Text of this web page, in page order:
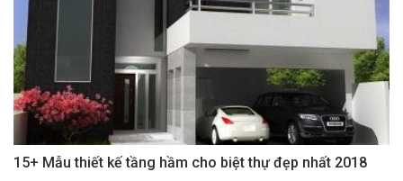
15+ Mẫu thiết kế tầng hầm cho biệt thự đẹp nhất 2018